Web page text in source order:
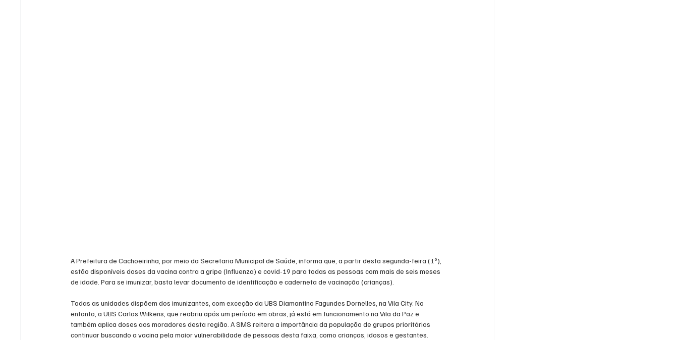
A Prefeitura de Cachoeirinha, por meio da Secretaria Municipal de Saúde, informa que, a partir desta segunda-feira (1º),
estão disponíveis doses da vacina contra a gripe (Influenza) e covid-19 para todas as pessoas com mais de seis meses
de idade. Para se imunizar, basta levar documento de identificação e caderneta de vacinação (crianças).
Todas as unidades dispõem dos imunizantes, com exceção da UBS Diamantino Fagundes Dornelles, na Vila City. No
entanto, a UBS Carlos Wilkens, que reabriu após um período em obras, já está em funcionamento na Vila da Paz e
também aplica doses aos moradores desta região. A SMS reitera a importância da população de grupos prioritários
continuar buscando a vacina pela maior vulnerabilidade de pessoas desta faixa, como crianças, idosos e gestantes.